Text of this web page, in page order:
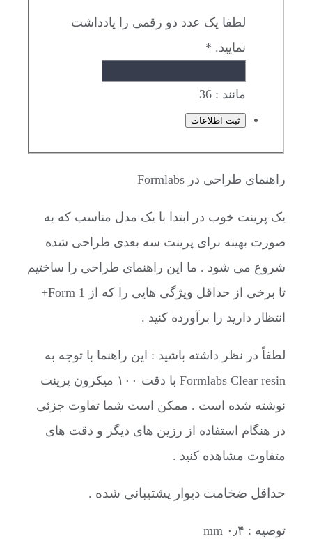
لطفا یک عدد دو رقمی را یادداشت
نمایید. *
مانند : 36
راهنمای طراحی در Formlabs
یک پرینت خوب در ابتدا با یک مدل مناسب که به
صورت بهینه برای پرینت سه بعدی طراحی شده
شروع می شود . ما این راهنمای طراحی را ساختیم
تا برخی از حداقل ویژگی هایی را که از Form 1+
انتظار دارید را برآورده کنید .
لطفاً در نظر داشته باشید : این راهنما با توجه به
Formlabs Clear resin با دقت ۱۰۰ میکرون پرینت
نوشته شده است . ممکن است شما تفاوت جزئی
در هنگام استفاده از رزین های دیگر و دقت های
متفاوت مشاهده کنید .
حداقل ضخامت دیوار پشتیبانی شده .
توصیه : ۰٫۴ mm